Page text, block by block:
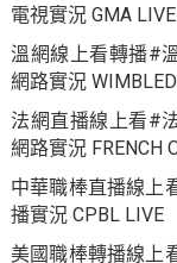
電視實況 GMA LIVE
溫網線上看轉播#
網路實況
法網直播線上看#
網路實況 FRENCH
中華職棒直播線上
播實況 CPBL LIVE
美國職棒轉播線上